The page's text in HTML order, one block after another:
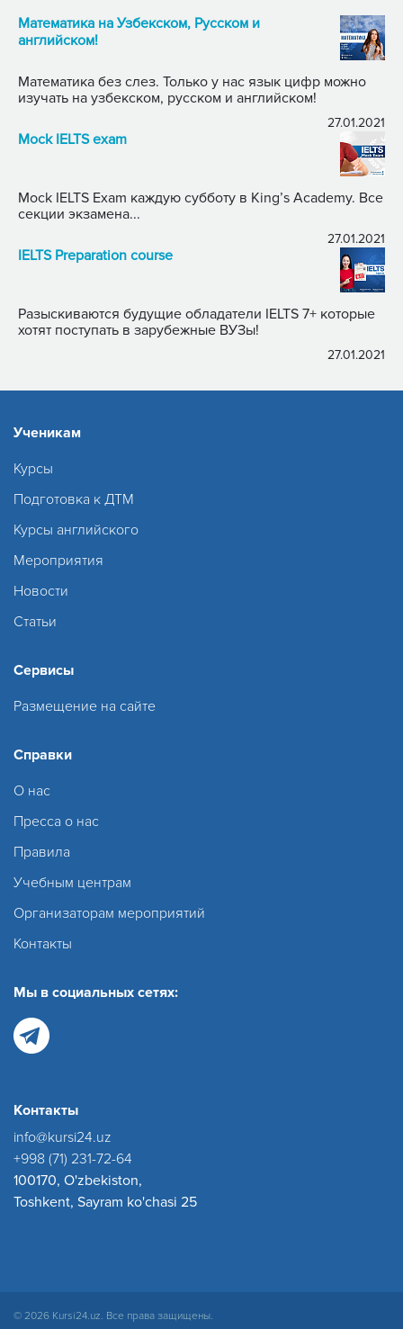
Математика на Узбекском, Русском и
английском!
Математика без слез. Только у нас язык цифр можно
изучать на узбекском, русском и английском!
27.01.2021
Mock IELTS exam
Mock IELTS Exam каждую субботу в King’s Academy. Все
секции экзамена...
27.01.2021
IELTS Preparation course
Разыскиваются будущие обладатели IELTS 7+ которые
хотят поступать в зарубежные ВУЗы!
27.01.2021
Ученикам
Курсы
Подготовка к ДТМ
Курсы английского
Мероприятия
Новости
Статьи
Сервисы
Размещение на сайте
Справки
О нас
Пресса о нас
Правила
Учебным центрам
Организаторам мероприятий
Контакты
Мы в социальных сетях:
Контакты
info@kursi24.uz
+998 (71) 231-72-64
100170, O'zbekiston,
Toshkent, Sayram ko'chasi 25
© 2026 Kursi24.uz. Все права защищены.